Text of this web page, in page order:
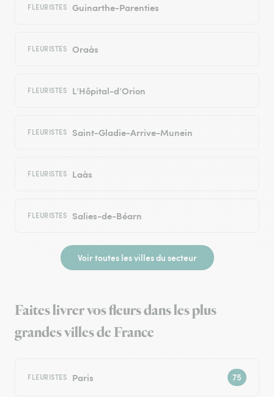
FLEURISTES Guinarthe-Parenties
FLEURISTES Oraàs
FLEURISTES L’Hôpital-d’Orion
FLEURISTES Saint-Gladie-Arrive-Munein
FLEURISTES Laàs
FLEURISTES Salies-de-Béarn
Voir toutes les villes du secteur
Faites livrer vos fleurs dans les plus
grandes villes de France
FLEURISTES Paris